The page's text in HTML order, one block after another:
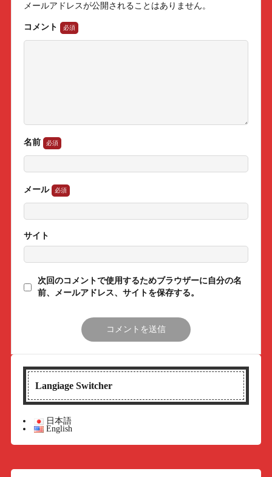
メールアドレスが公開されることはありません。
コメント
名前
メール
サイト
次回のコメントで使用するためブラウザーに自分の名
前、メールアドレス、サイトを保存する。
Langiage Switcher
日本語
English